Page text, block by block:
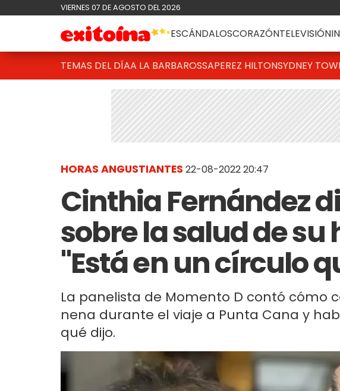
VIERNES 07 DE AGOSTO DEL 2026
ESCÁNDALOSCORAZÓNTELEVISIÓN
TEMAS DEL DÍAA LA BARBAROSSAPEREZ HILTONSYDNEY
HORAS ANGUSTIANTES 22-08-2022 20:47
Cinthia Fernández
sobre la salud de su
"Está en un círculo
La panelista de Momento D contó cómo
nena durante el viaje a Punta Cana y
qué dijo.